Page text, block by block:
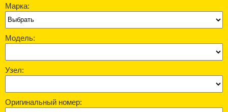
Марка:
Модель:
Узел:
Оригинальный номер: